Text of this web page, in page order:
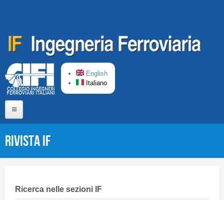
English
Italiano
CIFI in breve
Rivista IF
Ricerca nelle sezioni IF